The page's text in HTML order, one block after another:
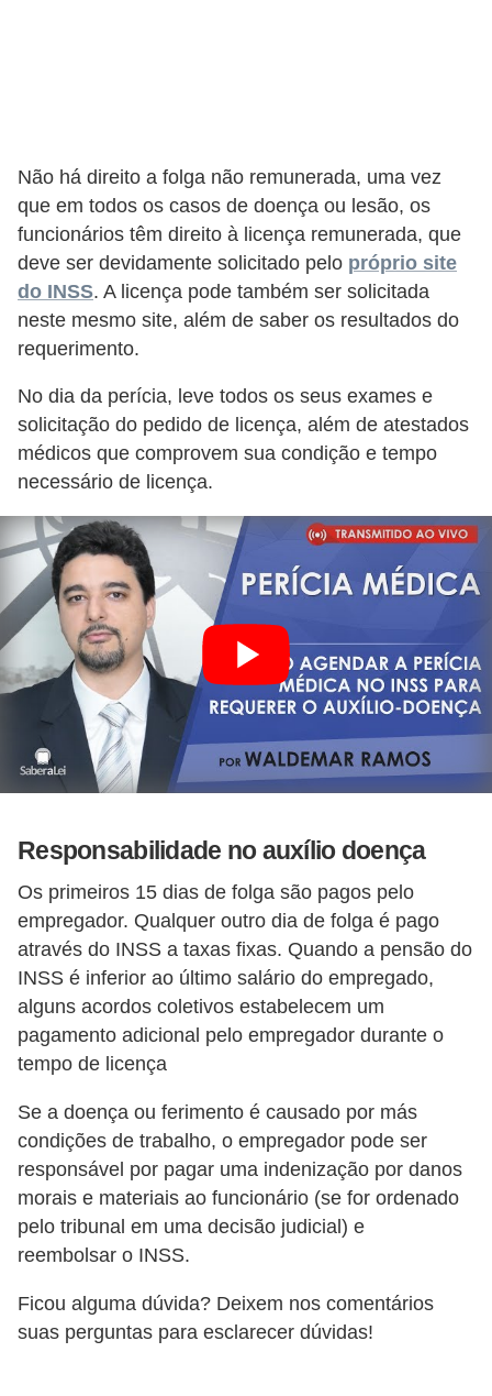
Não há direito a folga não remunerada, uma vez
que em todos os casos de doença ou lesão, os
funcionários têm direito à licença remunerada, que
deve ser devidamente solicitado pelo próprio site
do INSS. A licença pode também ser solicitada
neste mesmo site, além de saber os resultados do
requerimento.
No dia da perícia, leve todos os seus exames e
solicitação do pedido de licença, além de atestados
médicos que comprovem sua condição e tempo
necessário de licença.
Responsabilidade no auxílio doença
Os primeiros 15 dias de folga são pagos pelo
empregador. Qualquer outro dia de folga é pago
através do INSS a taxas fixas. Quando a pensão do
INSS é inferior ao último salário do empregado,
alguns acordos coletivos estabelecem um
pagamento adicional pelo empregador durante o
tempo de licença
Se a doença ou ferimento é causado por más
condições de trabalho, o empregador pode ser
responsável por pagar uma indenização por danos
morais e materiais ao funcionário (se for ordenado
pelo tribunal em uma decisão judicial) e
reembolsar o INSS.
Ficou alguma dúvida? Deixem nos comentários
suas perguntas para esclarecer dúvidas!
e
l
ó
g
i
o
s
d
e
p
o
n
t
S
t
e
d
e
c
o
n
r
o
l
e
d
e
p